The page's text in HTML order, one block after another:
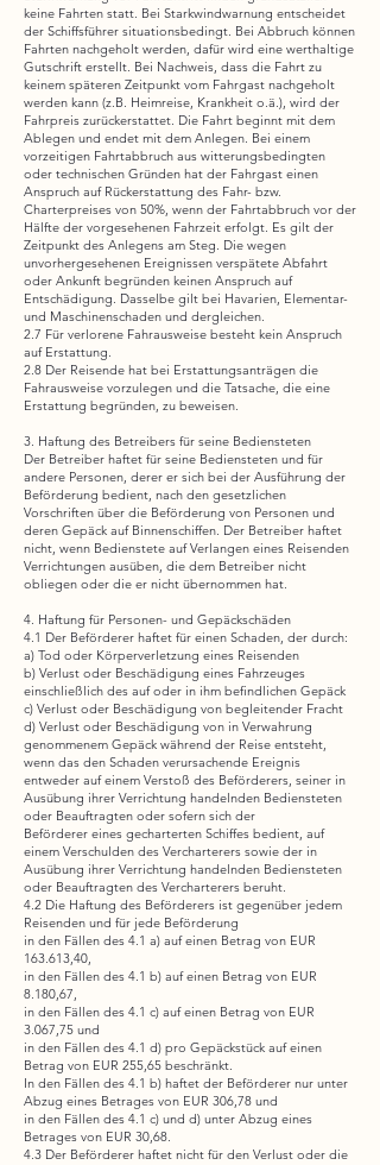
keine Fahrten statt. Bei Starkwindwarnung entscheidet
der Schiffsführer situationsbedingt. Bei Abbruch können
Fahrten nachgeholt werden, dafür wird eine werthaltige
Gutschrift erstellt. Bei Nachweis, dass die Fahrt zu
keinem späteren Zeitpunkt vom Fahrgast nachgeholt
werden kann (z.B. Heimreise, Krankheit o.ä.), wird der
Fahrpreis zurückerstattet. Die Fahrt beginnt mit dem
Ablegen und endet mit dem Anlegen. Bei einem
vorzeitigen Fahrtabbruch aus witterungsbedingten
oder technischen Gründen hat der Fahrgast einen
Anspruch auf Rückerstattung des Fahr- bzw.
Charterpreises von 50%, wenn der Fahrtabbruch vor der
Hälfte der vorgesehenen Fahrzeit erfolgt. Es gilt der
Zeitpunkt des Anlegens am Steg. Die wegen
unvorhergesehenen Ereignissen verspätete Abfahrt
oder Ankunft begründen keinen Anspruch auf
Entschädigung. Dasselbe gilt bei Havarien, Elementar-
und Maschinenschaden und dergleichen.
2.7 Für verlorene Fahrausweise besteht kein Anspruch
auf Erstattung.
2.8 Der Reisende hat bei Erstattungsanträgen die
Fahrausweise vorzulegen und die Tatsache, die eine
Erstattung begründen, zu beweisen.
3. Haftung des Betreibers für seine Bediensteten
Der Betreiber haftet für seine Bediensteten und für
andere Personen, derer er sich bei der Ausführung der
Beförderung bedient, nach den gesetzlichen
Vorschriften über die Beförderung von Personen und
deren Gepäck auf Binnenschiffen. Der Betreiber haftet
nicht, wenn Bedienstete auf Verlangen eines Reisenden
Verrichtungen ausüben, die dem Betreiber nicht
obliegen oder die er nicht übernommen hat.
4. Haftung für Personen- und Gepäckschäden
4.1 Der Beförderer haftet für einen Schaden, der durch:
a) Tod oder Körperverletzung eines Reisenden
b) Verlust oder Beschädigung eines Fahrzeuges
einschließlich des auf oder in ihm befindlichen Gepäck
c) Verlust oder Beschädigung von begleitender Fracht
d) Verlust oder Beschädigung von in Verwahrung
genommenem Gepäck während der Reise entsteht,
wenn das den Schaden verursachende Ereignis
entweder auf einem Verstoß des Beförderers, seiner in
Ausübung ihrer Verrichtung handelnden Bediensteten
oder Beauftragten oder sofern sich der
Beförderer eines gecharterten Schiffes bedient, auf
einem Verschulden des Vercharterers sowie der in
Ausübung ihrer Verrichtung handelnden Bediensteten
oder Beauftragten des Vercharterers beruht.
4.2 Die Haftung des Beförderers ist gegenüber jedem
Reisenden und für jede Beförderung
in den Fällen des 4.1 a) auf einen Betrag von EUR
163.613,40,
in den Fällen des 4.1 b) auf einen Betrag von EUR
8.180,67,
in den Fällen des 4.1 c) auf einen Betrag von EUR
3.067,75 und
in den Fällen des 4.1 d) pro Gepäckstück auf einen
Betrag von EUR 255,65 beschränkt.
In den Fällen des 4.1 b) haftet der Beförderer nur unter
Abzug eines Betrages von EUR 306,78 und
in den Fällen des 4.1 c) und d) unter Abzug eines
Betrages von EUR 30,68.
4.3 Der Beförderer haftet nicht für den Verlust oder die